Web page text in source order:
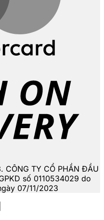
TY CỔ PHẦN ĐẦU
số 0110534029 do
07/11/2023